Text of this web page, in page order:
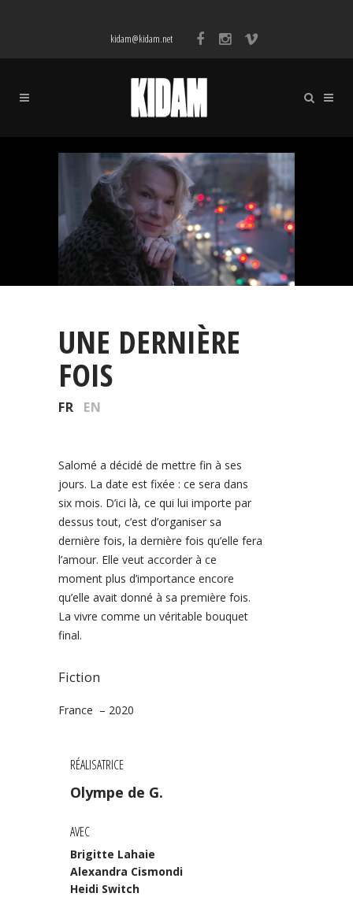
kidam@kidam.net
UNE DERNIÈRE
FOIS
FR EN
Salomé a décidé de mettre fin à ses
jours. La date est fixée : ce sera dans
six mois. D’ici là, ce qui lui importe par
dessus tout, c’est d’organiser sa
dernière fois, la dernière fois qu’elle fera
l’amour. Elle veut accorder à ce
moment plus d’importance encore
qu’elle avait donné à sa première fois.
La vivre comme un véritable bouquet
final.
Fiction
France – 2020
RÉALISATRICE
Olympe de G.
AVEC
Brigitte Lahaie
Alexandra Cismondi
Heidi Switch